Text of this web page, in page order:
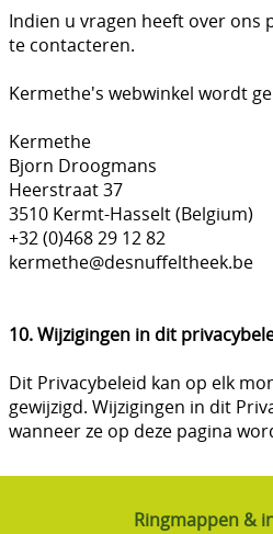
Ringmappen &
Indien u vragen heeft over ons
te contacteren.
Kermethe's webwinkel wordt
Kermethe
Bjorn Droogmans
Heerstraat 37
3510 Kermt-Hasselt (Belgium)
+32 (0)468 29 12 82
kermethe@desnuffeltheek.be
10. Wijzigingen in dit
Dit Privacybeleid kan op elk
gewijzigd. Wijzigingen in dit
wanneer ze op deze pagina